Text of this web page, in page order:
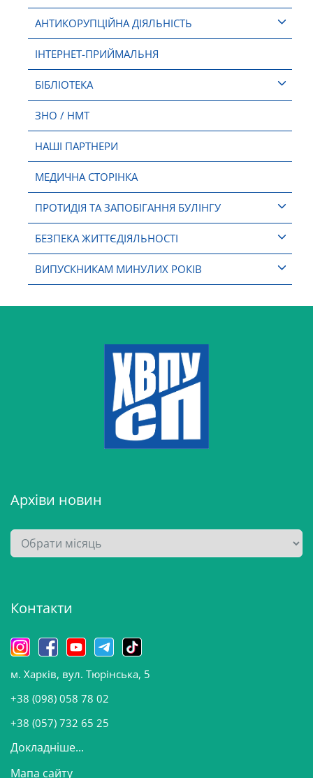
АНТИКОРУПЦІЙНА ДІЯЛЬНІСТЬ
ІНТЕРНЕТ-ПРИЙМАЛЬНЯ
БІБЛІОТЕКА
ЗНО / НМТ
НАШІ ПАРТНЕРИ
МЕДИЧНА СТОРІНКА
ПРОТИДІЯ ТА ЗАПОБІГАННЯ БУЛІНГУ
БЕЗПЕКА ЖИТТЄДІЯЛЬНОСТІ
ВИПУСКНИКАМ МИНУЛИХ РОКІВ
Архіви новин
А
р
в
н
о
в
и
Контакти
м. Харків, вул. Тюрінська, 5
+38 (098) 058 78 02
+38 (057) 732 65 25
Докладніше...
Мапа сайту